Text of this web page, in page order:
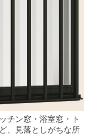
チン窓・浴室窓・ト
、見落としがちな所